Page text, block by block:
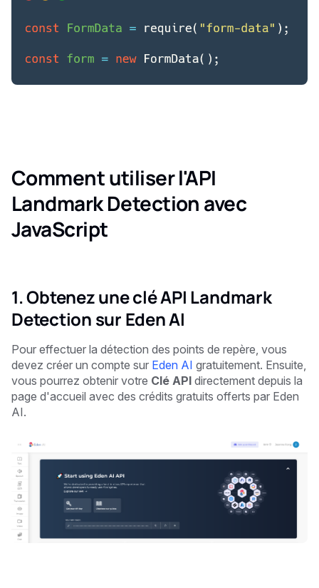
Comment utiliser l'API
Landmark Detection avec
JavaScript
1. Obtenez une clé API Landmark
Detection sur Eden AI
Pour effectuer la détection des points de repère, vous
devez créer un compte sur Eden AI gratuitement. Ensuite,
vous pourrez obtenir votre Clé API directement depuis la
page d'accueil avec des crédits gratuits offerts par Eden
AI.